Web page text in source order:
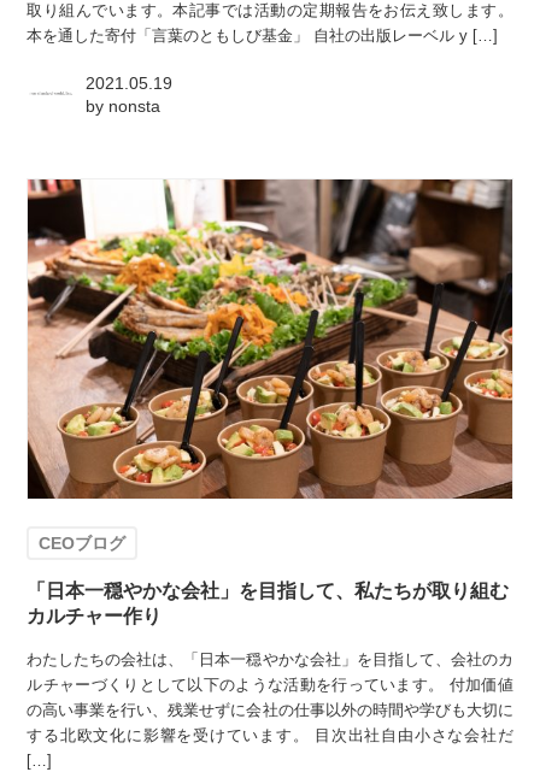
取り組んでいます。本記事では活動の定期報告をお伝え致します。
本を通した寄付「言葉のともしび基金」 自社の出版レーベル y […]
2021.05.19
by nonsta
CEOブログ
「日本一穏やかな会社」を目指して、私たちが取り組む
カルチャー作り
わたしたちの会社は、「日本一穏やかな会社」を目指して、会社のカ
ルチャーづくりとして以下のような活動を行っています。 付加価値
の高い事業を行い、残業せずに会社の仕事以外の時間や学びも大切に
する北欧文化に影響を受けています。 目次出社自由小さな会社だ
[…]